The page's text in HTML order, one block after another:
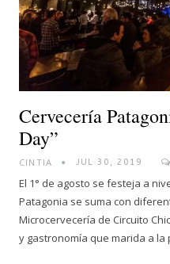
Cervecería
Day”
CINTIA JUL 30, 2019
El 1° de agosto se festeja a
Patagonia se suma con
Microcervecería de Circuito
y gastronomía que marida a